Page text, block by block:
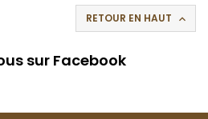
RETOUR EN HAUT 
sur Facebook